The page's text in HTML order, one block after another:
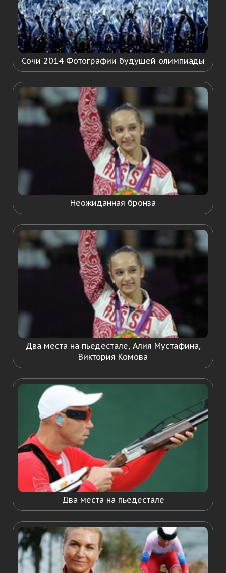
Сочи 2014 Фотографии будущей олимпиады
Неожиданная бронза
Два места на пьедестале, Алия Мустафина,
Виктория Комова
Два места на пьедестале